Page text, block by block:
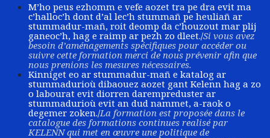
M’ho peus ezhomm e vefe aozet tra pe dra evit ma
c’halloc’h dont d’al lec’h stummañ pe heuliañ ar
stummadur-mañ, roit deomp da c’houzout mar plij
ganeoc’h, hag e raimp ar pezh zo dleet./Si vous avez
besoin d’aménagements spécifiques pour accéder ou
suivre cette formation merci de nous prévenir afin que
nous prenions les mesures nécessaires.
Kinniget eo ar stummadur-mañ e katalog ar
stummadurioù dibaouez aozet gant Kelenn hag a zo
o labourat evit diorren darempreduster ar
stummadurioù evit an dud nammet, a-raok o
degemer zoken./La formation est proposée dans le
catalogue des formations continues realisé par
KELENN qui met en œuvre une politique de